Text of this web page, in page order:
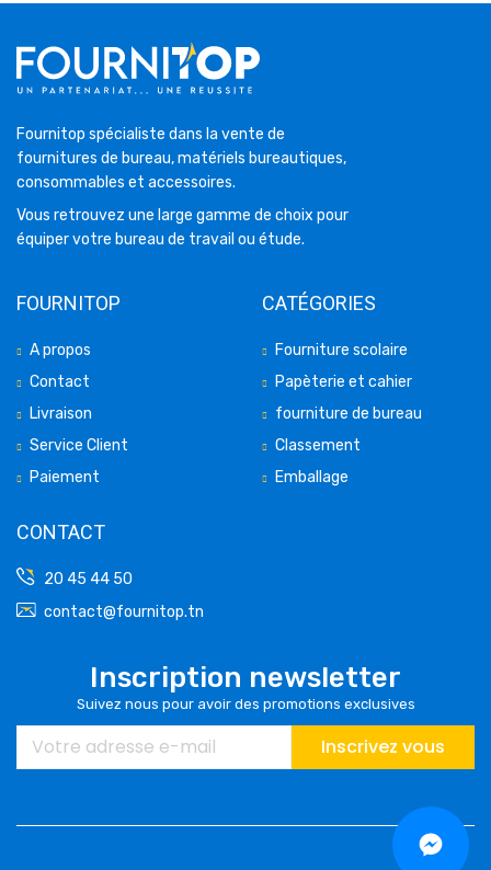
Fournitop spécialiste dans la vente de
fournitures de bureau, matériels bureautiques,
consommables et accessoires.
Vous retrouvez une large gamme de choix pour
équiper votre bureau de travail ou étude.
FOURNITOP
A propos
Contact
Livraison
Service Client
Paiement
CATÉGORIES
Fourniture scolaire
Papèterie et cahier
fourniture de bureau
Classement
Emballage
CONTACT
20 45 44 50
contact@fournitop.tn
Inscription newsletter
Suivez nous pour avoir des promotions exclusives
Inscrivez vous